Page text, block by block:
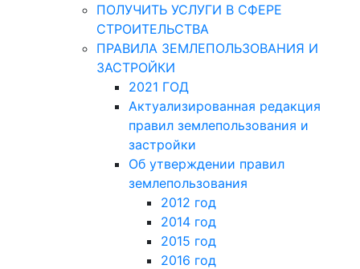
ПОЛУЧИТЬ УСЛУГИ В СФЕРЕ
СТРОИТЕЛЬСТВА
ПРАВИЛА ЗЕМЛЕПОЛЬЗОВАНИЯ И
ЗАСТРОЙКИ
2021 ГОД
Актуализированная редакция
правил землепользования и
застройки
Об утверждении правил
землепользования
2012 год
2014 год
2015 год
2016 год